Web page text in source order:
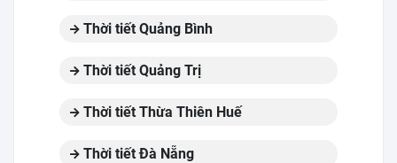
Thời tiết Quảng Bình
Thời tiết Quảng Trị
Thời tiết Thừa Thiên Huế
Thời tiết Đà Nẵng